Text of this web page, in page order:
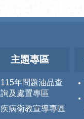
主題專區
115年問題油品查
詢及處置專區
疾病衛教宣導專區